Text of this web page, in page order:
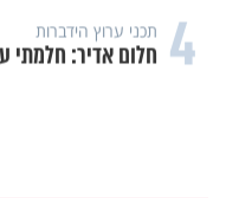
4 תכני ערוץ הידברות
חלום אדיר: חלמתי